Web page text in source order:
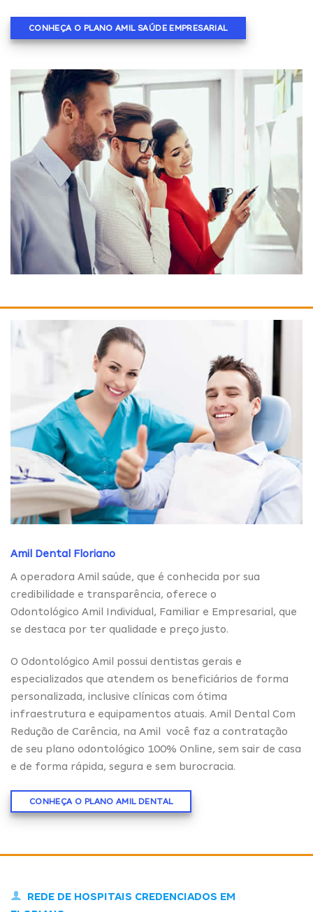
CONHEÇA O PLANO AMIL SAÚDE EMPRESARIAL
Amil Dental Floriano
A operadora Amil saúde, que é conhecida por sua
credibilidade e transparência, oferece o
Odontológico Amil Individual, Familiar e Empresarial, que
se destaca por ter qualidade e preço justo.
O Odontológico Amil possui dentistas gerais e
especializados que atendem os beneficiários de forma
personalizada, inclusive clínicas com ótima
infraestrutura e equipamentos atuais. Amil Dental Com
Redução de Carência, na Amil você faz a contratação
de seu plano odontológico 100% Online, sem sair de casa
e de forma rápida, segura e sem burocracia.
CONHEÇA O PLANO AMIL DENTAL
REDE DE HOSPITAIS CREDENCIADOS EM